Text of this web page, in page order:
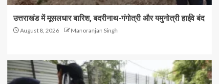
उत्तराखंड में मूसलधार बारिश, बदरीनाथ-गंगोत्री और यमुनोत्री हाईवे बंद
August 8, 2026 Manoranjan Singh